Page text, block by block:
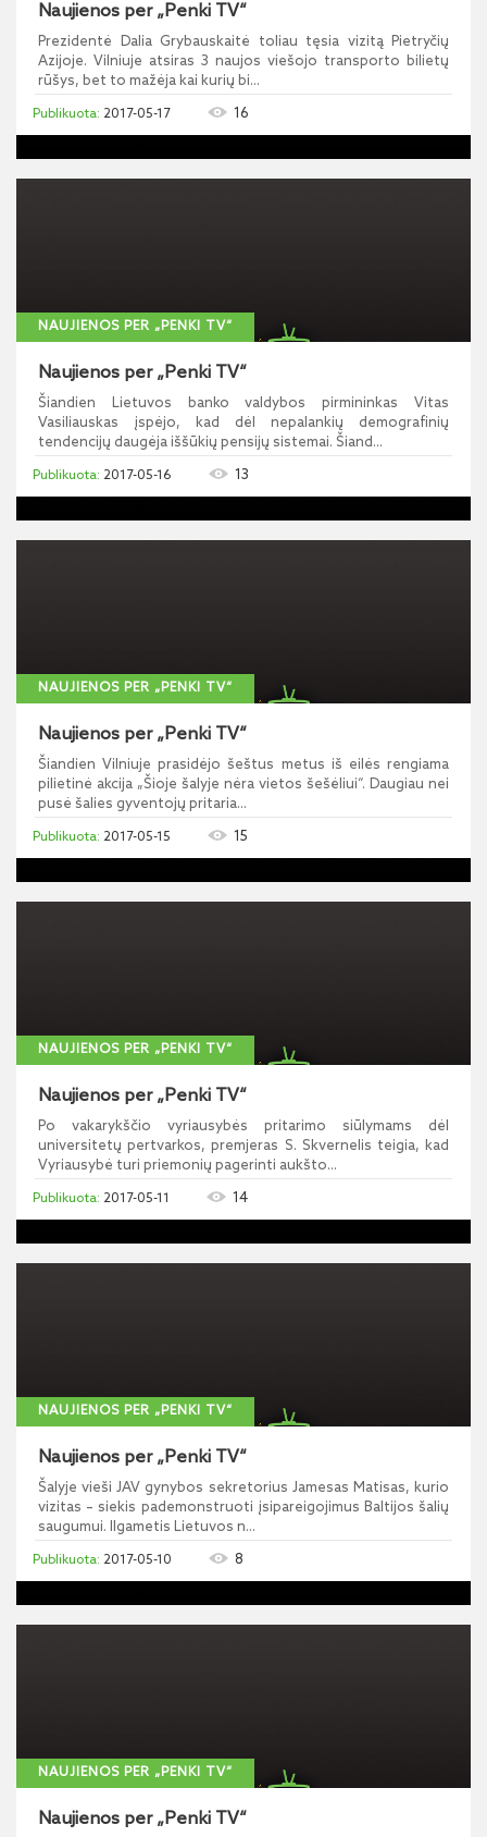
Naujienos per „Penki TV“
Prezidentė Dalia Grybauskaitė toliau tęsia vizitą Pietryčių
Azijoje. Vilniuje atsiras 3 naujos viešojo transporto bilietų
rūšys, bet to mažėja kai kurių bi...
2017-05-17 16
NAUJIENOS PER „PENKI TV“
Naujienos per „Penki TV“
Šiandien Lietuvos banko valdybos pirmininkas Vitas
Vasiliauskas įspėjo, kad dėl nepalankių demografinių
tendencijų daugėja iššūkių pensijų sistemai. Šiand...
2017-05-16 13
NAUJIENOS PER „PENKI TV“
Naujienos per „Penki TV“
Šiandien Vilniuje prasidėjo šeštus metus iš eilės rengiama
pilietinė akcija „Šioje šalyje nėra vietos šešėliui“. Daugiau nei
pusė šalies gyventojų pritaria...
2017-05-15 15
NAUJIENOS PER „PENKI TV“
Naujienos per „Penki TV“
Po vakarykščio vyriausybės pritarimo siūlymams dėl
universitetų pertvarkos, premjeras S. Skvernelis teigia, kad
Vyriausybė turi priemonių pagerinti aukšto...
2017-05-11 14
NAUJIENOS PER „PENKI TV“
Naujienos per „Penki TV“
Šalyje vieši JAV gynybos sekretorius Jamesas Matisas, kurio
vizitas – siekis pademonstruoti įsipareigojimus Baltijos šalių
saugumui. Ilgametis Lietuvos n...
2017-05-10 8
NAUJIENOS PER „PENKI TV“
Naujienos per „Penki TV“